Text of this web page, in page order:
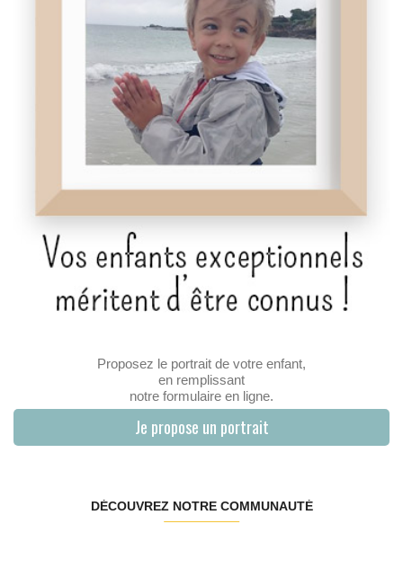
Proposez le portrait de votre enfant,
en remplissant
notre formulaire en ligne.
Je propose un portrait
DÉCOUVREZ NOTRE COMMUNAUTÉ